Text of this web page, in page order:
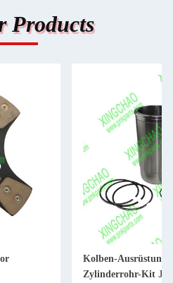
Products
Kolben-Ausrüstung
Zylinderrohr-Kit JDs